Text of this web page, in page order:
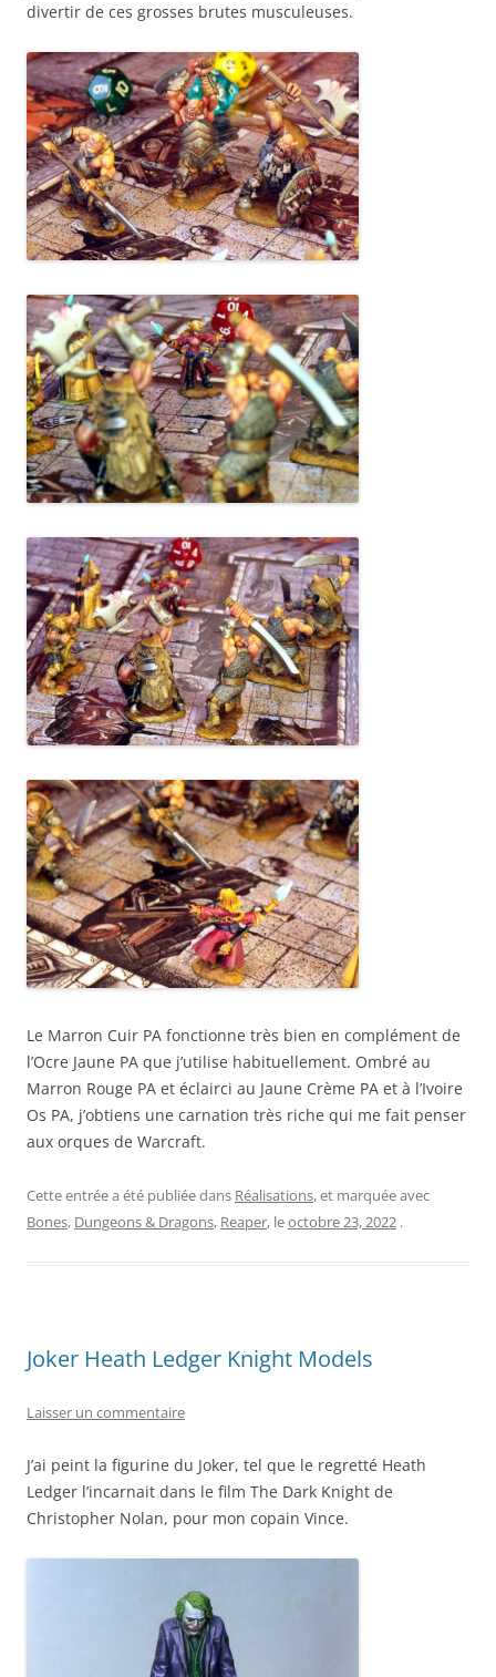
divertir de ces grosses brutes musculeuses.
Le Marron Cuir PA fonctionne très bien en complément de
l’Ocre Jaune PA que j’utilise habituellement. Ombré au
Marron Rouge PA et éclairci au Jaune Crème PA et à l’Ivoire
Os PA, j’obtiens une carnation très riche qui me fait penser
aux orques de Warcraft.
Cette entrée a été publiée dans Réalisations, et marquée avec
Bones, Dungeons & Dragons, Reaper, leoctobre 23, 2022 .
Joker Heath Ledger Knight Models
Laisser un commentaire
J’ai peint la figurine du Joker, tel que le regretté Heath
Ledger l’incarnait dans le film The Dark Knight de
Christopher Nolan, pour mon copain Vince.